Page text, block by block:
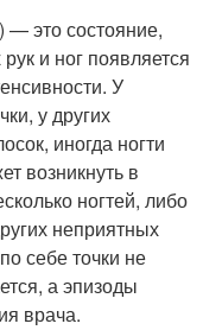
— это состояние,
и ног появляется
У
у других
иногда ногти
возникнуть в
ногтей, либо
неприятных
себе точки не
а эпизоды
врача.